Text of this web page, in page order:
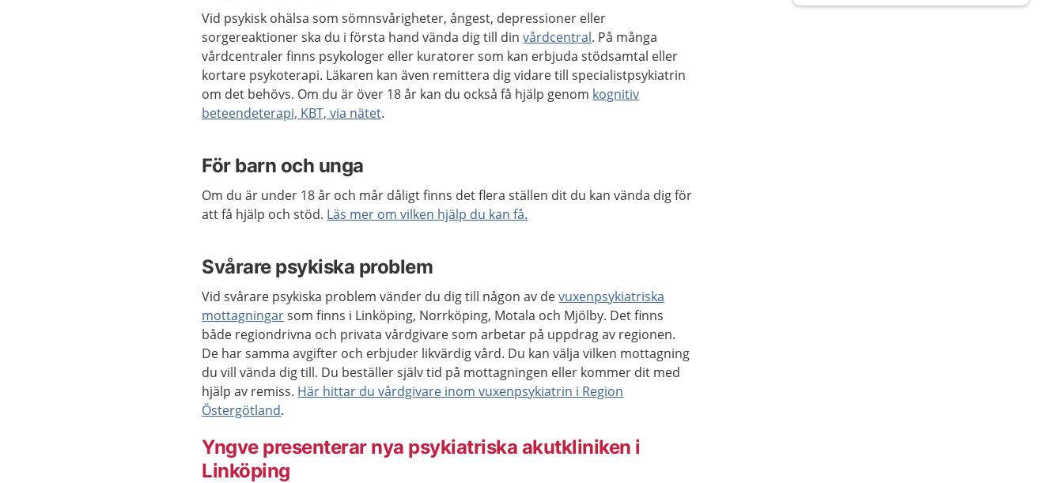
Vid psykisk ohälsa som sömnsvårigheter, ångest, depressioner eller
sorgereaktioner ska du i första hand vända dig till dinvårdcentral. På många
vårdcentraler finns psykologer eller kuratorer som kan erbjuda stödsamtal eller
kortare psykoterapi. Läkaren kan även remittera dig vidare till specialistpsykiatrin
om det behövs. Om du är över 18 år kan du också få hjälp genom kognitiv
beteendeterapi, KBT, via nätet.
För barn och unga
Om du är under 18 år och mår dåligt finns det flera ställen dit du kan vända dig för
att få hjälp och stöd. Läs mer om vilken hjälp du kan få.
Svårare psykiska problem
Vid svårare psykiska problem vänder du dig till någon av devuxenpsykiatriska
mottagningarsom finns i Linköping, Norrköping, Motala och Mjölby. Det finns
både regiondrivna och privata vårdgivare som arbetar på uppdrag av regionen.
De har samma avgifter och erbjuder likvärdig vård. Du kan välja vilken mottagning
du vill vända dig till. Du beställer själv tid på mottagningen eller kommer dit med
hjälp av remiss. Här hittar du vårdgivare inom vuxenpsykiatrin i Region
Östergötland.
Yngve presenterar nya psykiatriska akutkliniken i
Linköping